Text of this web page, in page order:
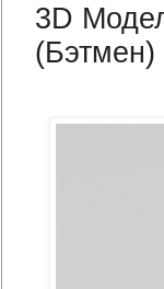
3D
(Бэтмен)